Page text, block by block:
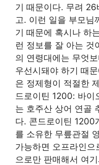
기 때문이다. 무려
고. 이런 일을 부모님
기 때문에 혹시나 하
런 정보를 잘 아는
의 연령대에는 무엇
우선시돼야 하기 때
은 정제형이 적절한
드로이틴 1200: 바이
는 호주산 상어 연골
다. 콘드로이틴 1200
를 소유한 무릎관절
가능하면 오프라인으
으로만 판매해서 여